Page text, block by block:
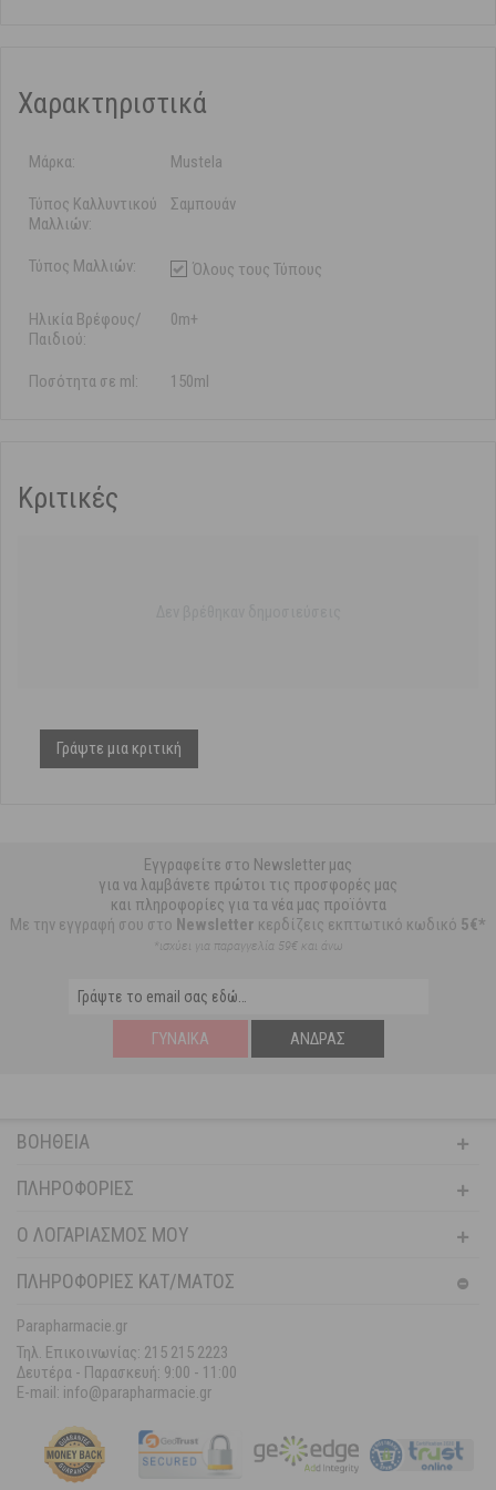
Χαρακτηριστικά
Μάρκα: Mustela
Τύπος Καλλυντικού
Μαλλιών:
Σαμπουάν
Τύπος Μαλλιών: Όλους τους Τύπους
Ηλικία Βρέφους/
Παιδιού:
0m+
Ποσότητα σε ml: 150ml
Κριτικές
Γράψτε μια κριτική
Εγγραφείτε στο Newsletter μας
για να λαμβάνετε πρώτοι τις προσφορές μας
και πληροφορίες για τα νέα μας προϊόντα
Με την εγγραφή σου στο Newsletter κερδίζεις εκπτωτικό κωδικό 5€*
*ισχύει για παραγγελία 59€ και άνω
ΓΥΝΑΊΚΑ ΆΝΔΡΑΣ
ΒΟΉΘΕΙΑ
ΠΛΗΡΟΦΟΡΊΕΣ
Ο ΛΟΓΑΡΙΑΣΜΌΣ ΜΟΥ
ΠΛΗΡΟΦΟΡΙΕΣ ΚΑΤ/ΜΑΤΟΣ
Parapharmacie.gr
Τηλ. Επικοινωνίας: 215 215 2223
Δευτέρα - Παρασκευή: 9:00 - 11:00
E-mail: info@parapharmacie.gr